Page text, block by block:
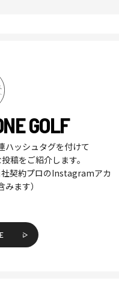
GOLF
ハッシュタグを付けて
稿をご紹介します。
契約プロのInstagramアカ
ます）